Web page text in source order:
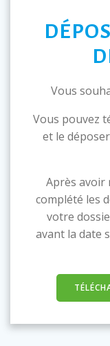
Vous
Vous pouvez
et le
Après avoir
complété les
votre
avant la date